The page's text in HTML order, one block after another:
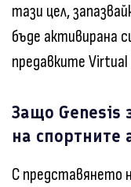
тази цел,
бъде активирана
предавките
Защо Genesis
на спортните
С представянето